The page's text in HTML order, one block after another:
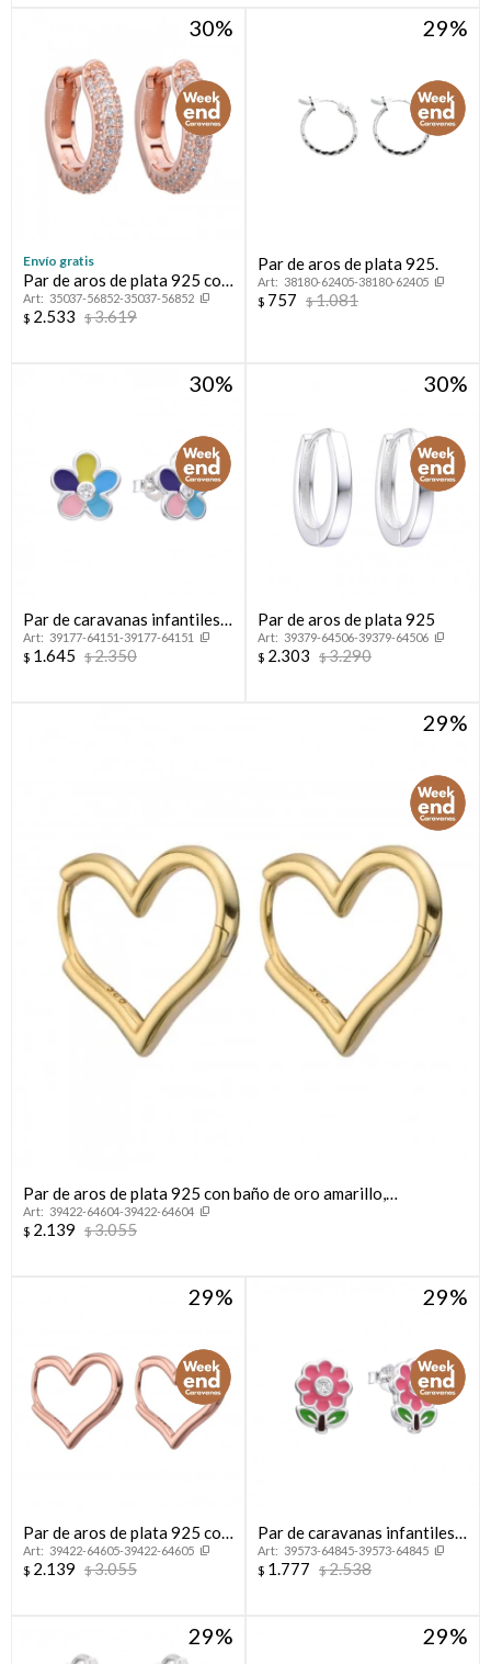
30
Envío gratis
Par de aros de plata 925 con
baño de oro rosado y
circonias.
35037-56852-35037-56852
$ 2.533 $3.619
29
Par de aros de plata 925.
38180-62405-38180-62405
$ 757 $1.081
30
Par de caravanas infantiles
en plata 925, FLOR.
39177-64151-39177-64151
$ 1.645 $2.350
30
Par de aros de plata 925
39379-64506-39379-64506
$ 2.303 $3.290
29
Par de aros de plata 925 con baño de oro amarillo,
CORAZON.
39422-64604-39422-64604
$ 2.139 $3.055
29
Par de aros de plata 925 con
baño de oro rosado.
39422-64605-39422-64605
$ 2.139 $3.055
29
Par de caravanas infantiles
de plata 925, MARGARITA.
39573-64845-39573-64845
$ 1.777 $2.538
29 29